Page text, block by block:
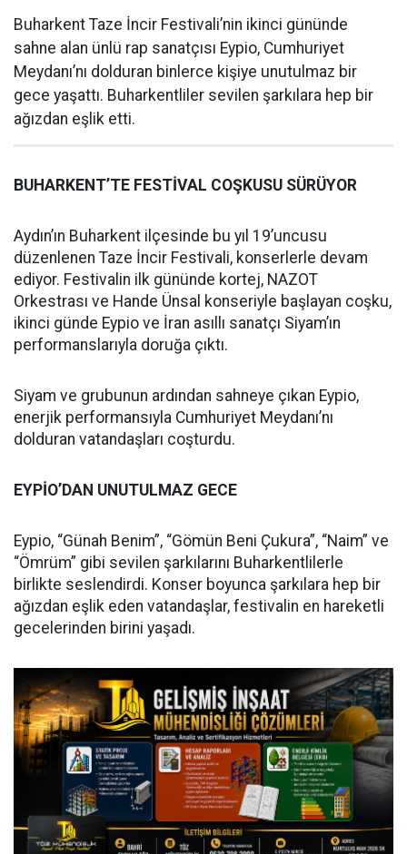
Buharkent Taze İncir Festivali’nin ikinci gününde
sahne alan ünlü rap sanatçısı Eypio, Cumhuriyet
Meydanı’nı dolduran binlerce kişiye unutulmaz bir
gece yaşattı. Buharkentliler sevilen şarkılara hep bir
ağızdan eşlik etti.
BUHARKENT’TE FESTİVAL COŞKUSU SÜRÜYOR
Aydın’ın Buharkent ilçesinde bu yıl 19’uncusu
düzenlenen Taze İncir Festivali, konserlerle devam
ediyor. Festivalin ilk gününde kortej, NAZOT
Orkestrası ve Hande Ünsal konseriyle başlayan coşku,
ikinci günde Eypio ve İran asıllı sanatçı Siyam’ın
performanslarıyla doruğa çıktı.
Siyam ve grubunun ardından sahneye çıkan Eypio,
enerjik performansıyla Cumhuriyet Meydanı’nı
dolduran vatandaşları coşturdu.
EYPİO’DAN UNUTULMAZ GECE
Eypio, “Günah Benim”, “Gömün Beni Çukura”, “Naim” ve
“Ömrüm” gibi sevilen şarkılarını Buharkentlilerle
birlikte seslendirdi. Konser boyunca şarkılara hep bir
ağızdan eşlik eden vatandaşlar, festivalin en hareketli
gecelerinden birini yaşadı.